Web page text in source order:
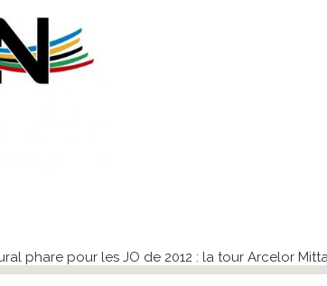
phare pour les JO de 2012 : la tour Arcelor